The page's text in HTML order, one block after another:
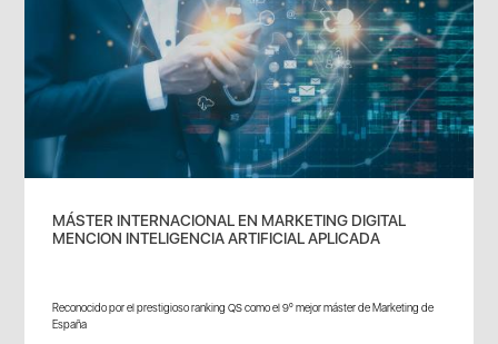
MÁSTER INTERNACIONAL EN MARKETING DIGITAL
MENCION INTELIGENCIA ARTIFICIAL APLICADA
Reconocido por el prestigioso ranking QS como el 9º mejor máster de Marketing de
España